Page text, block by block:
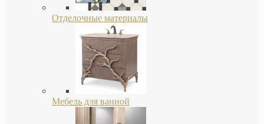
Отделочные материалы
Мебель для ванной